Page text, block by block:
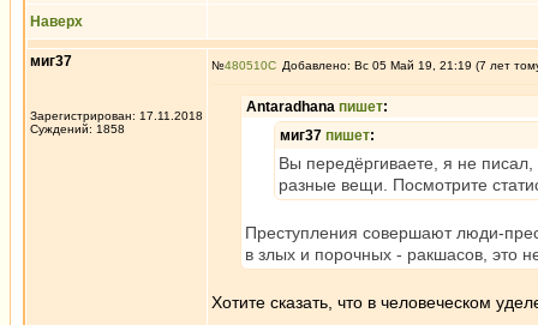
Наверх
миг37
Зарегистрирован: 17.11.2018
Суждений: 1858
№480510 Добавлено: Вс 05 Май 19, 21:19 (7 лет
Antaradhana пишет:
миг37 пишет:
Вы передёргиваете, я не
разные вещи. Посмотрите
Преступления совершают люди-
в злых и порочных - ракшасов, это
Хотите сказать, что в человеческом